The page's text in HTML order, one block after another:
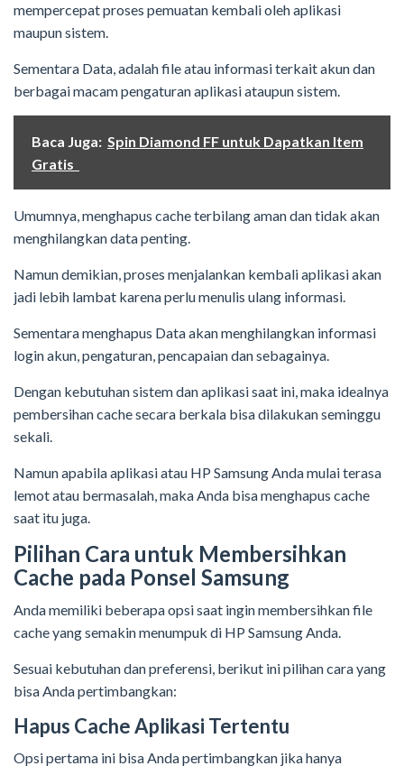
mempercepat proses pemuatan kembali oleh aplikasi
maupun sistem.
Sementara Data, adalah file atau informasi terkait akun dan
berbagai macam pengaturan aplikasi ataupun sistem.
Baca Juga: Spin Diamond FF untuk Dapatkan Item
Gratis
Umumnya, menghapus cache terbilang aman dan tidak akan
menghilangkan data penting.
Namun demikian, proses menjalankan kembali aplikasi akan
jadi lebih lambat karena perlu menulis ulang informasi.
Sementara menghapus Data akan menghilangkan informasi
login akun, pengaturan, pencapaian dan sebagainya.
Dengan kebutuhan sistem dan aplikasi saat ini, maka idealnya
pembersihan cache secara berkala bisa dilakukan seminggu
sekali.
Namun apabila aplikasi atau HP Samsung Anda mulai terasa
lemot atau bermasalah, maka Anda bisa menghapus cache
saat itu juga.
Pilihan Cara untuk Membersihkan
Cache pada Ponsel Samsung
Anda memiliki beberapa opsi saat ingin membersihkan file
cache yang semakin menumpuk di HP Samsung Anda.
Sesuai kebutuhan dan preferensi, berikut ini pilihan cara yang
bisa Anda pertimbangkan:
Hapus Cache Aplikasi Tertentu
Opsi pertama ini bisa Anda pertimbangkan jika hanya